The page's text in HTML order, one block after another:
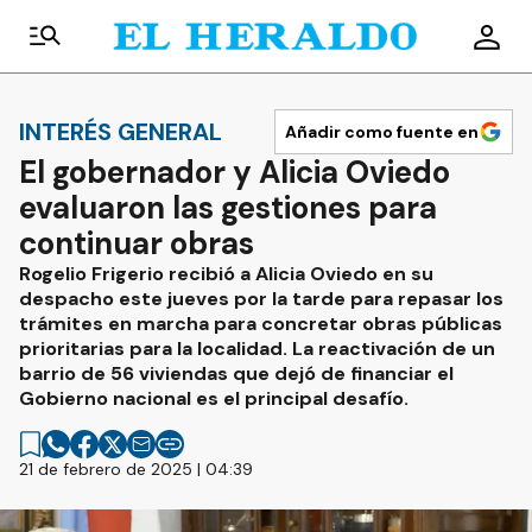
INTERÉS GENERAL Añadir como fuente en
El gobernador y Alicia Oviedo
evaluaron las gestiones para
continuar obras
Rogelio Frigerio recibió a Alicia Oviedo en su
despacho este jueves por la tarde para repasar los
trámites en marcha para concretar obras públicas
prioritarias para la localidad. La reactivación de un
barrio de 56 viviendas que dejó de financiar el
Gobierno nacional es el principal desafío.
21 de febrero de 2025 | 04:39